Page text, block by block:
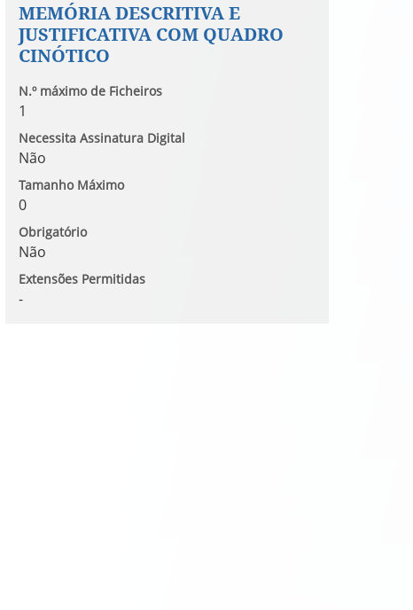
MEMÓRIA DESCRITIVA E
JUSTIFICATIVA COM QUADRO
CINÓTICO
N.º máximo de Ficheiros
1
Necessita Assinatura Digital
Não
Tamanho Máximo
0
Obrigatório
Não
Extensões Permitidas
-